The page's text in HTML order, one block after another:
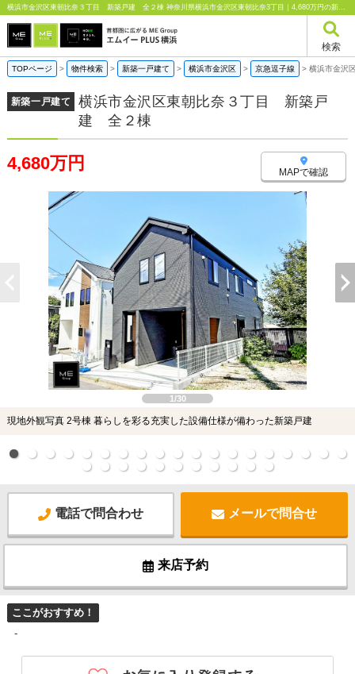
横浜市金沢区東朝比奈３丁目 新築戸建 全２棟 神奈川県横浜市金沢区東朝比奈3丁目｜4,680万円の新築一戸建て｜エムイーPLUS横浜
検索
TOPページ > 物件検索 > 新築一戸建て > 横浜市金沢区 > 京急逗子線 > 横浜市金沢
新築一戸建て
横浜市金沢区東朝比奈３丁目 新築戸
建 全２棟
4,680万円 MAPで確認
1/30
現地外観写真 2号棟 暮らしを彩る充実した設備仕様が備わった新築戸建
電話で問合わせ メールで問合せ
来店予約
ここがおすすめ！
-